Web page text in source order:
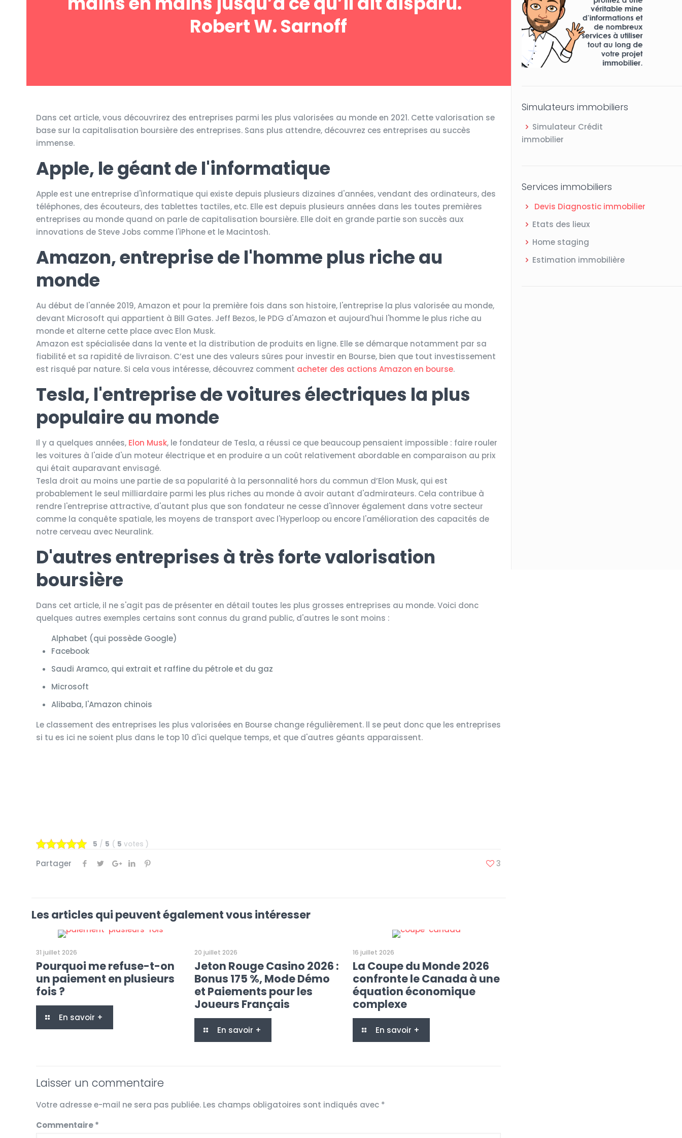
Robert W. Sarnoff
Dans cet article, vous découvrirez des entreprises parmi les plus valorisées au monde en 2021. Cette valorisation se
base sur la capitalisation boursière des entreprises. Sans plus attendre, découvrez ces entreprises au succès
immense.
Apple, le géant de l'informatique
Apple est une entreprise d'informatique qui existe depuis plusieurs dizaines d'années, vendant des ordinateurs, des
téléphones, des écouteurs, des tablettes tactiles, etc. Elle est depuis plusieurs années dans les toutes premières
entreprises au monde quand on parle de capitalisation boursière. Elle doit en grande partie son succès aux
innovations de Steve Jobs comme l'iPhone et le Macintosh.
Amazon, entreprise de l'homme plus riche au
monde
Au début de l'année 2019, Amazon et pour la première fois dans son histoire, l'entreprise la plus valorisée au monde,
devant Microsoft qui appartient à Bill Gates. Jeff Bezos, le PDG d'Amazon et aujourd'hui l'homme le plus riche au
monde et alterne cette place avec Elon Musk.
Amazon est spécialisée dans la vente et la distribution de produits en ligne. Elle se démarque notamment par sa
fiabilité et sa rapidité de livraison. C’est une des valeurs sûres pour investir en Bourse, bien que tout investissement
est risqué par nature. Si cela vous intéresse, découvrez comment acheter des actions Amazon en bourse.
Tesla, l'entreprise de voitures électriques la plus
populaire au monde
Il y a quelques années, Elon Musk, le fondateur de Tesla, a réussi ce que beaucoup pensaient impossible : faire rouler
les voitures à l'aide d'un moteur électrique et en produire a un coût relativement abordable en comparaison au prix
qui était auparavant envisagé.
Tesla droit au moins une partie de sa popularité à la personnalité hors du commun d’Elon Musk, qui est
probablement le seul milliardaire parmi les plus riches au monde à avoir autant d'admirateurs. Cela contribue à
rendre l'entreprise attractive, d'autant plus que son fondateur ne cesse d'innover également dans votre secteur
comme la conquête spatiale, les moyens de transport avec l'Hyperloop ou encore l'amélioration des capacités de
notre cerveau avec Neuralink.
D'autres entreprises à très forte valorisation
boursière
Dans cet article, il ne s'agit pas de présenter en détail toutes les plus grosses entreprises au monde. Voici donc
quelques autres exemples certains sont connus du grand public, d'autres le sont moins :
Alphabet (qui possède Google)
Facebook
Saudi Aramco, qui extrait et raffine du pétrole et du gaz
Microsoft
Alibaba, l'Amazon chinois
Le classement des entreprises les plus valorisées en Bourse change régulièrement. ll se peut donc que les entreprises
si tu es ici ne soient plus dans le top 10 d'ici quelque temps, et que d'autres géants apparaissent.
5 / 5 ( 5 votes )
Partager 3
Les articles qui peuvent également vous intéresser
31 juillet 2026
Pourquoi me refuse-t-on
un paiement en plusieurs
fois ?
En savoir +
20 juillet 2026
Jeton Rouge Casino 2026 :
Bonus 175 %, Mode Démo
et Paiements pour les
Joueurs Français
En savoir +
16 juillet 2026
La Coupe du Monde 2026
confronte le Canada à une
équation économique
complexe
En savoir +
Laisser un commentaire
Votre adresse e-mail ne sera pas publiée. Les champs obligatoires sont indiqués avec *
Commentaire*
Simulateurs immobiliers
Simulateur Crédit
immobilier
Services immobiliers
Devis Diagnostic immobilier
Etats des lieux
Home staging
Estimation immobilière